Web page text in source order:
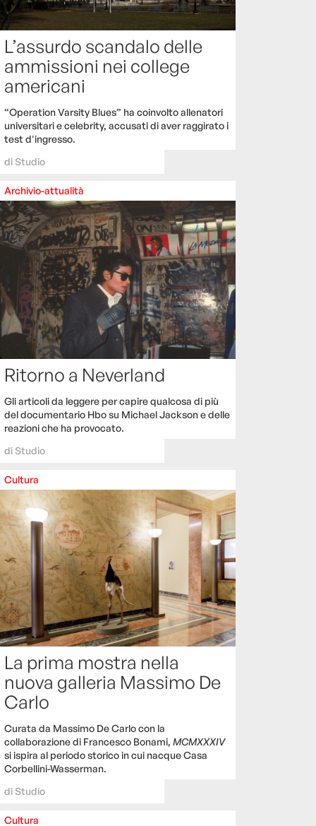
L’assurdo scandalo delle
ammissioni nei college
americani
“Operation Varsity Blues” ha coinvolto allenatori
universitari e celebrity, accusati di aver raggirato i
test d'ingresso.
diStudio
Archivio-attualità
Ritorno a Neverland
Gli articoli da leggere per capire qualcosa di più
del documentario Hbo su Michael Jackson e delle
reazioni che ha provocato.
diStudio
Cultura
La prima mostra nella
nuova galleria Massimo De
Carlo
Curata da Massimo De Carlo con la
collaborazione di Francesco Bonami, MCMXXXIV
si ispira al periodo storico in cui nacque Casa
Corbellini-Wasserman.
diStudio
Cultura